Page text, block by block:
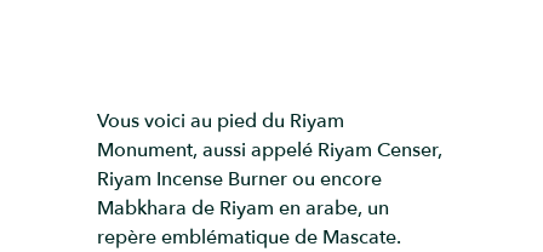
Vous voici au pied du Riyam
Monument, aussi appelé Riyam Censer,
Riyam Incense Burner ou encore
Mabkhara de Riyam en arabe, un
repère emblématique de Mascate.